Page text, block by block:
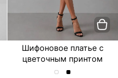
Шифоновое платье с
цветочным принтом
Шифоновое
Шифоновое